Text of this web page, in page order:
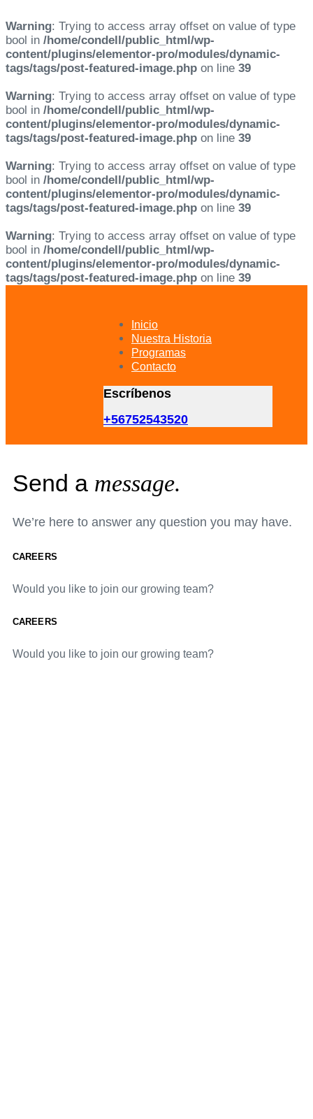
Warning: Trying to access array offset on value of type
bool in /home/condell/public_html/wp-
content/plugins/elementor-pro/modules/dynamic-
tags/tags/post-featured-image.php on line 39
Warning: Trying to access array offset on value of type
bool in /home/condell/public_html/wp-
content/plugins/elementor-pro/modules/dynamic-
tags/tags/post-featured-image.php on line 39
Warning: Trying to access array offset on value of type
bool in /home/condell/public_html/wp-
content/plugins/elementor-pro/modules/dynamic-
tags/tags/post-featured-image.php on line 39
Warning: Trying to access array offset on value of type
bool in /home/condell/public_html/wp-
content/plugins/elementor-pro/modules/dynamic-
tags/tags/post-featured-image.php on line 39
Inicio
Nuestra Historia
Programas
Contacto
Escríbenos
+56752543520
Send a message.
We’re here to answer any question you may have.
CAREERS
Would you like to join our growing team?
CAREERS
Would you like to join our growing team?